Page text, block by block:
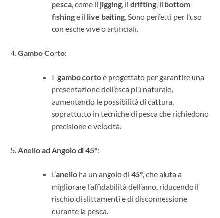
pesca, come il jigging, il drifting, il bottom
fishinge il live baiting. Sono perfetti per l’uso
con esche vive o artificiali.
Gambo Corto:
Il gambo cortoè progettato per garantire una
presentazione dell’esca più naturale,
aumentando le possibilità di cattura,
soprattutto in tecniche di pesca che richiedono
precisione e velocità.
Anello ad Angolo di 45°:
L’anelloha un angolo di 45°, che aiuta a
migliorare l’affidabilità dell’amo, riducendo il
rischio di slittamenti e di disconnessione
durante la pesca.